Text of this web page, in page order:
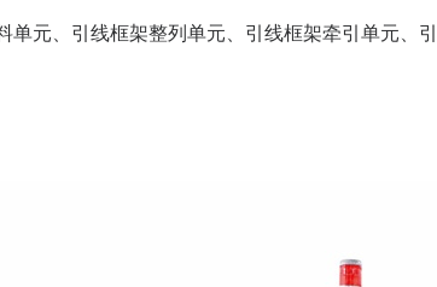
单元、引线框架整列单元、引线框架牵引单元